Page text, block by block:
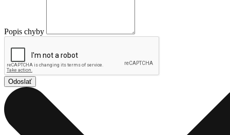
Popis chyby
Odoslať